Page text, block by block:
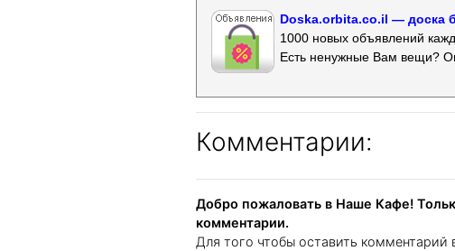
Doska.orbita.co.il — доска
1000 новых объявлений
Есть ненужные Вам вещи?
Комментарии:
Добро пожаловать в Наше Кафе!
комментарии.
Для того чтобы оставить комментарий